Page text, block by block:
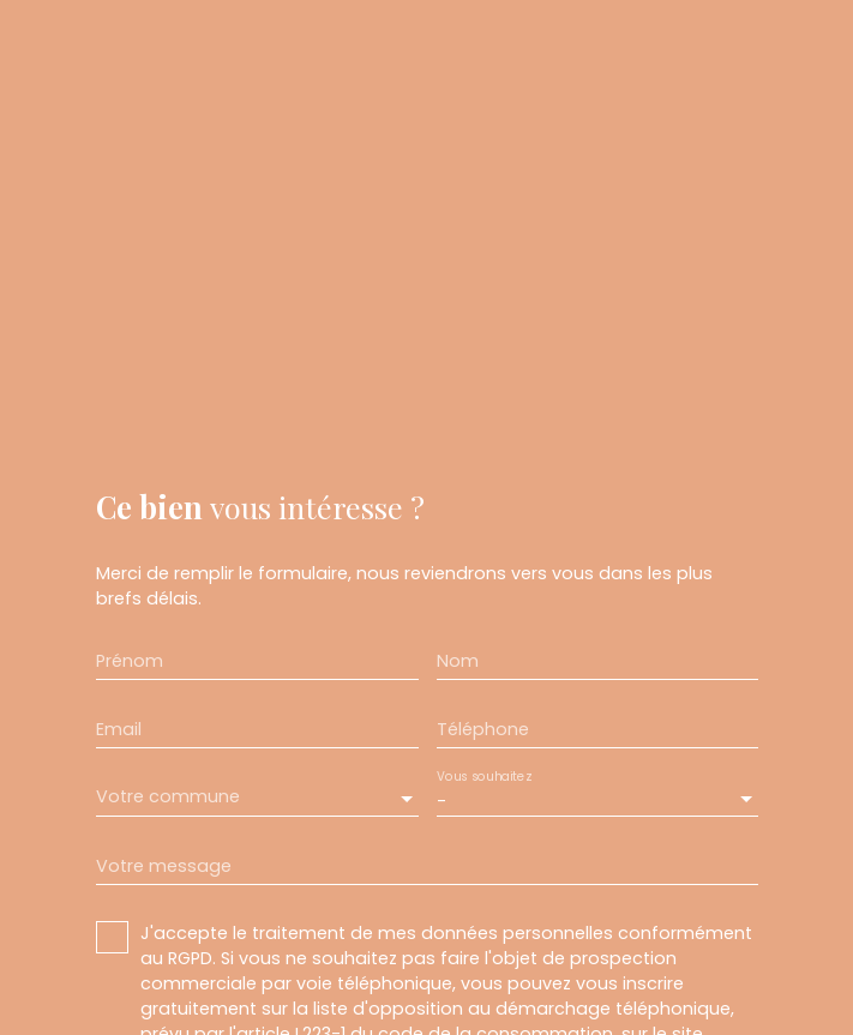
Ce bien vous intéresse ?
Merci de remplir le formulaire, nous reviendrons vers vous dans les plus
brefs délais.
Prénom Nom
Email Téléphone
Votre commune -
Vous souhaitez
Votre message
J'accepte le traitement de mes données personnelles conformément
au RGPD. Si vous ne souhaitez pas faire l'objet de prospection
commerciale par voie téléphonique, vous pouvez vous inscrire
gratuitement sur la liste d'opposition au démarchage téléphonique,